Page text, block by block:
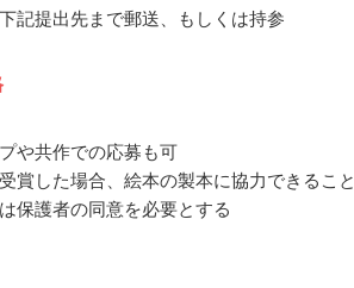
記提出先まで郵送、もしくは持参
や共作での応募も可
賞した場合、絵本の製本に協力できること
保護者の同意を必要とする